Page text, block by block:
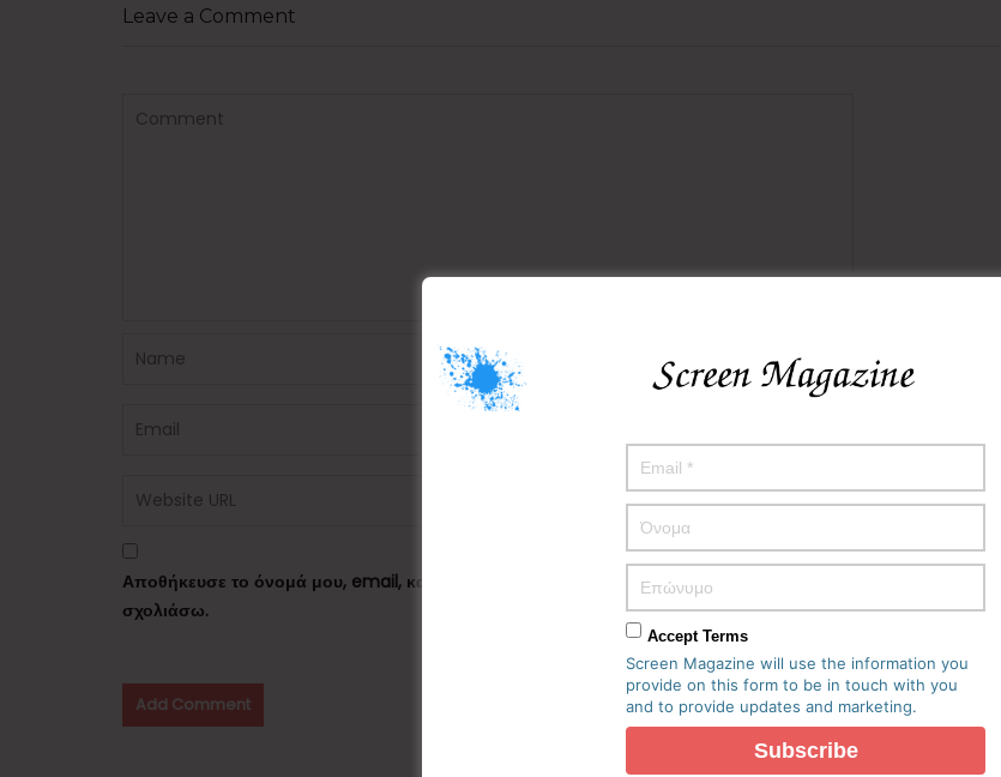
Leave a Comment
Αποθήκευσε το όνομά μου, email, και τον ιστότοπο μου σε αυτόν τον πλοηγό για την επόμενη φορά που θα
σχολιάσω.
Accept Terms
Screen Magazine will use the information you
provide on this form to be in touch with you
and to provide updates and marketing.